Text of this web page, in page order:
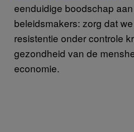
eenduidige boodschap
beleidsmakers: zorg dat
resistentie onder controle
gezondheid van de
economie.